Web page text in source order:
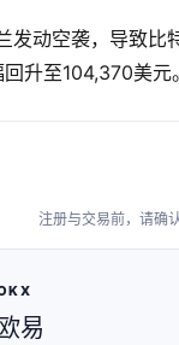
动空袭，导致比
升至104,370美元。
注册与交易前，请确
欧易